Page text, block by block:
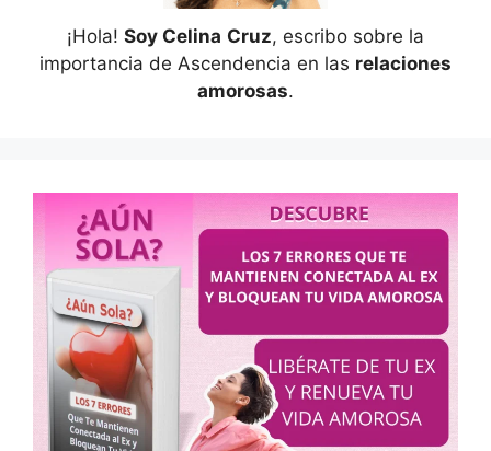
¡Hola! Soy Celina Cruz, escribo sobre la
importancia de Ascendencia en las relaciones
amorosas.